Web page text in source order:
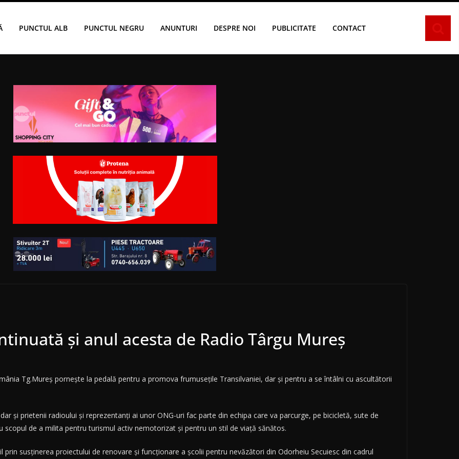
PUNCTUL ALB PUNCTUL NEGRU ANUNTURI DESPRE NOI PUBLICITATE CONTACT
și anul acesta de Radio Târgu Mureș
Tg.Mureş porneşte la pedală pentru a promova frumusețile Transilvaniei, dar şi pentru a se întâlni cu ascultătorii
şi prietenii radioului și reprezentanţi ai unor ONG-uri fac parte din echipa care va parcurge, pe bicicletă, sute de
scopul de a milita pentru turismul activ nemotorizat și pentru un stil de viață sănătos.
prin susținerea proiectului de renovare și funcționare a școlii pentru nevăzători din Odorheiu Secuiesc din cadrul